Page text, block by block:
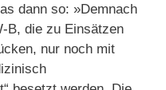
dann so: »Demnach
B, die zu Einsätzen
nur noch mit